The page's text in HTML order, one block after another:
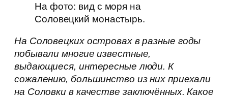
На фото: вид с моря на
Соловецкий монастырь.
На Соловецких островах в разные годы
побывали многие известные,
выдающиеся, интересные люди. К
сожалению, большинство из них приехали
на Соловки в качестве заключённых. Какое